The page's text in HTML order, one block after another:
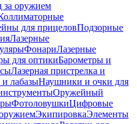
за оружием
для прицеловПодзорные
Лазерные
ФонариЛазерные
для оптикиБарометры и
Лазерная пристрелка и
лабазыНаушники и очки для
Оружейный
ФотоловушкиЦифровые
ЭкипировкаЭлементы